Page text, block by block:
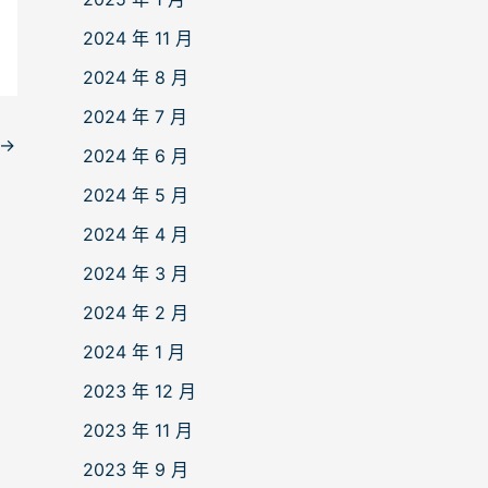
→
2024 年 11 月
2024 年 8 月
2024 年 7 月
2024 年 6 月
2024 年 5 月
2024 年 4 月
2024 年 3 月
2024 年 2 月
2024 年 1 月
2023 年 12 月
2023 年 11 月
2023 年 9 月